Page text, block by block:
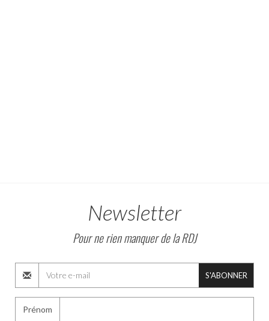
Newsletter
Pour ne rien manquer de la RDJ
S'ABONNER
Prénom